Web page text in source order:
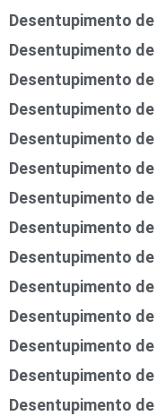
Desentupimento
Desentupimento
Desentupimento
Desentupimento
Desentupimento
Desentupimento
Desentupimento
Desentupimento
Desentupimento
Desentupimento
Desentupimento
Desentupimento
Desentupimento
Desentupimento